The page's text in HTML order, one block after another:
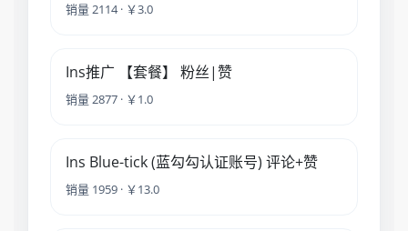
销量 2114 · ￥3.0
Ins推广 【套餐】 粉丝|赞
销量 2877 · ￥1.0
Ins Blue-tick (蓝勾勾认证账号) 评论+赞
销量 1959 · ￥13.0